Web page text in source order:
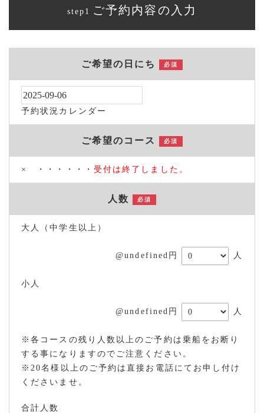
step1 ご予約内容の入力
ご希望の日にち 必須
予約状況カレンダー
ご希望のコース 必須
× ・・・・・・ 受付は終了しました。
人数 必須
大人（中学生以上）
@undefined円 人
小人
@undefined円 人
※各コースの残り人数以上のご予約は乗船をお断り
する事になりますのでご注意ください。
※20名様以上のご予約は直接お電話にてお申し付け
くださいませ。
合計人数